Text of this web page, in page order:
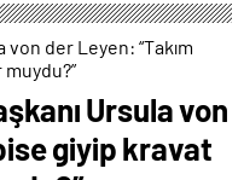
Ursula von
giyip kravat